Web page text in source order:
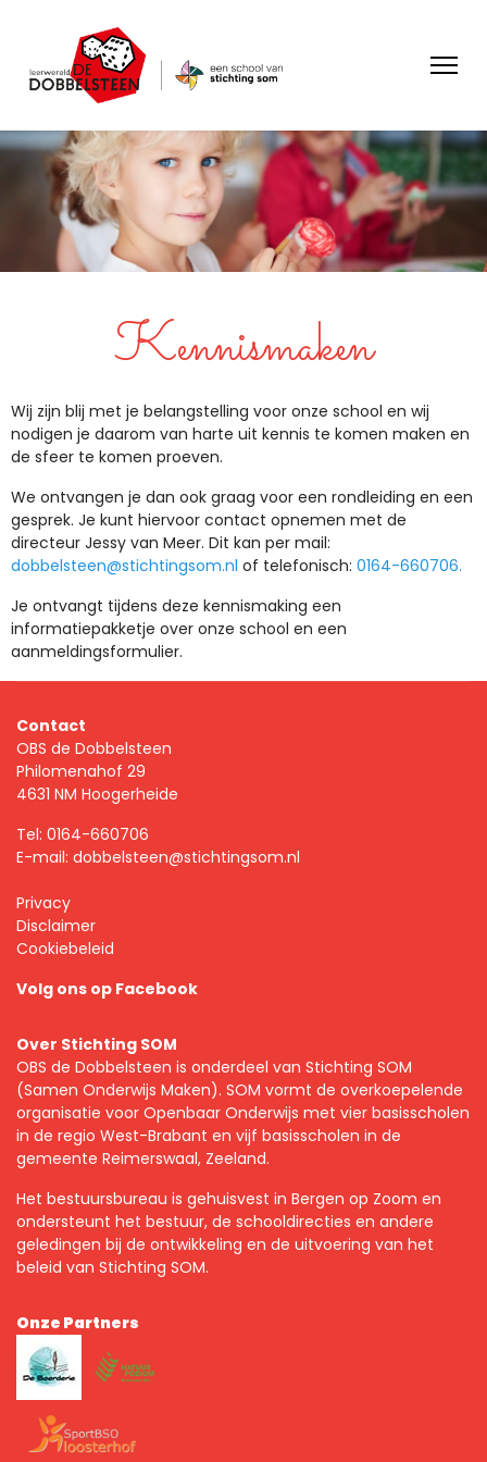
Kennismaken
Wij zijn blij met je belangstelling voor onze school en wij
nodigen je daarom van harte uit kennis te komen maken en
de sfeer te komen proeven.
We ontvangen je dan ook graag voor een rondleiding en een
gesprek. Je kunt hiervoor contact opnemen met de
directeur Jessy van Meer. Dit kan per mail:
dobbelsteen@stichtingsom.nl of telefonisch: 0164-660706.
Je ontvangt tijdens deze kennismaking een
informatiepakketje over onze school en een
aanmeldingsformulier.
Contact
OBS de Dobbelsteen
Philomenahof 29
4631 NM Hoogerheide
Tel: 0164-660706
E-mail: dobbelsteen@stichtingsom.nl
Privacy
Disclaimer
Cookiebeleid
Volg ons op Facebook
Over Stichting SOM
OBS de Dobbelsteen is onderdeel van Stichting SOM
(Samen Onderwijs Maken). SOM vormt de overkoepelende
organisatie voor Openbaar Onderwijs met vier basisscholen
in de regio West-Brabant en vijf basisscholen in de
gemeente Reimerswaal, Zeeland.
Het bestuursbureau is gehuisvest in Bergen op Zoom en
ondersteunt het bestuur, de schooldirecties en andere
geledingen bij de ontwikkeling en de uitvoering van het
beleid van Stichting SOM.
Onze Partners